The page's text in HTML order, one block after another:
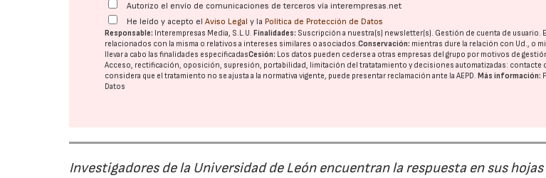
Autorizo el envío de comunicaciones de terceros vía interempresas.net
He leído y acepto elAviso Legal y la Política de Protección de Datos
Responsable: Interempresas Media, S.L.U. Finalidades: Suscripción a nuestra(s) newsletter(s). Gestión de cuenta de usuario.
relacionados con la misma o relativos a intereses similares o asociados.Conservación: mientras dure la relación con Ud., o
llevar a cabo las finalidades especificadasCesión: Los datos pueden cederse a otras empresas del grupo por motivos de
Acceso, rectificación, oposición, supresión, portabilidad, limitación del tratatamiento y decisiones automatizadas: contacte
considera que el tratamiento no se ajusta a la normativa vigente, puede presentar reclamación ante laAEPD. Más información:
Datos
Investigadores de la Universidad de León encuentran la respuesta en sus hojas